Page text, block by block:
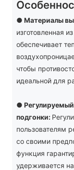
● Материалы
изготовленная
обеспечивает
чтобы
идеальной для
●
подгонки:
пользователям
со своими
функция
удерживается